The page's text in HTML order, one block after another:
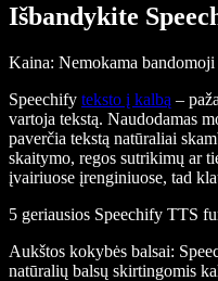
Išbandykite
Kaina: Nemokama bandomoji
Speechify teksto į kalbą –
vartoja tekstą. Naudodamas
paverčia tekstą natūraliai
skaitymo, regos sutrikimų ar
įvairiuose įrenginiuose, tad
5 geriausios Speechify TTS
Aukštos kokybės balsai:
natūralių balsų skirtingomis